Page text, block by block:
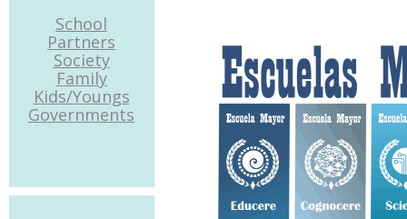
School
Partners
Society
Family
Kids/Youngs
Governments